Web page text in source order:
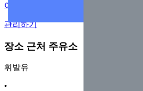
이 주유소의 사장님이신가요?
관리하기
장소 근처 주유소
휘발유
•